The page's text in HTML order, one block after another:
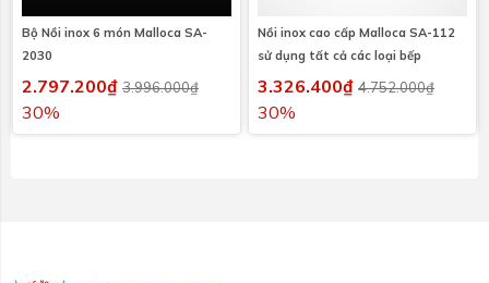
Bộ Nồi inox 6 món Malloca SA-
2030
2.797.200₫ 3.996.000₫
30%
Nồi inox cao cấp Malloca SA-112
sử dụng tất cả các loại bếp
3.326.400₫ 4.752.000₫
30%